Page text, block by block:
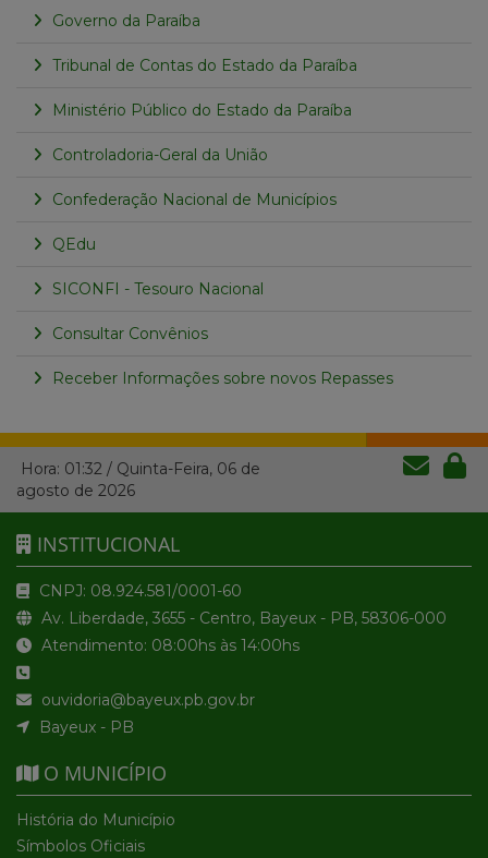
Governo da Paraíba
Tribunal de Contas do Estado da Paraíba
Ministério Público do Estado da Paraíba
Controladoria-Geral da União
Confederação Nacional de Municípios
QEdu
SICONFI - Tesouro Nacional
Consultar Convênios
Receber Informações sobre novos Repasses
Hora: 01:32 / Quinta-Feira, 06 de
agosto de 2026
INSTITUCIONAL
CNPJ: 08.924.581/0001-60
Av. Liberdade, 3655 - Centro, Bayeux - PB, 58306-000
Atendimento: 08:00hs às 14:00hs
ouvidoria@bayeux.pb.gov.br
Bayeux - PB
O MUNICÍPIO
História do Município
Símbolos Oficiais